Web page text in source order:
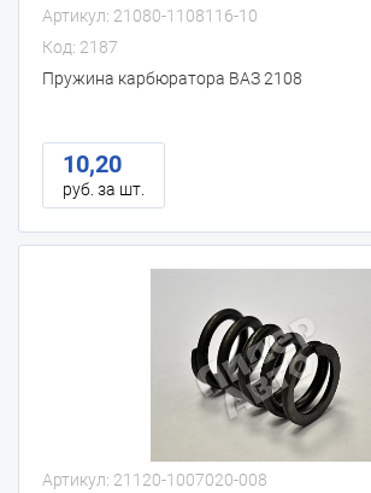
Артикул: 21080-1108116-10
Код: 2187
Пружина карбюратора ВАЗ 2108
10,20
руб. за шт.
Артикул: 21120-1007020-008